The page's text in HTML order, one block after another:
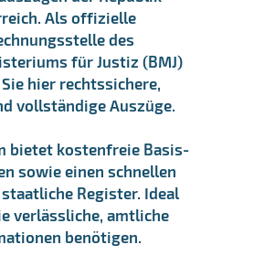
Als offizielle
des
für Justiz (BMJ)
hier rechtssichere,
vollständige Auszüge.
bietet kostenfreie Basis-
sowie einen schnellen
Register. Ideal
verlässliche, amtliche
benötigen.